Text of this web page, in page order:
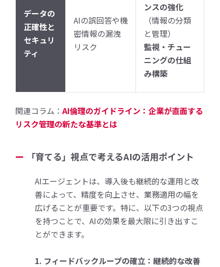
データの
正確性と
セキュリ
ティ
AIの誤回答や機
密情報の漏洩
リスク
ンスの強化
（情報の分類
と管理）
監視・チュー
ニングの仕組
み構築
関連コラム：AI倫理のガイドライン：企業が直面する
リスク管理の新たな基準とは
「育てる」視点で考えるAIの活用ポイント
AIエージェントは、導入後も継続的な運用と改
善によって、精度を向上させ、業務適用の幅を
広げることが重要です。特に、以下の3つの視点
を持つことで、AIの効果を最大限に引き出すこ
とができます。
1. フィードバックループの確立：継続的な改善